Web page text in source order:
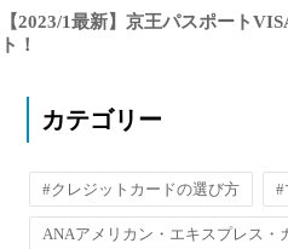
【2023/1最新】京王パスポート
ト！
カテゴリー
#クレジットカードの選び方 #
ANAアメリカン・エキスプレス・